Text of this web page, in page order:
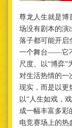
尊龙人生就是博
场没有剧本的演
落子都可能开启
一个舞台——它
尺度、以“博弈
对生活热情的一
现实，而是以更
以“人生如戏，
成一幅丰富多彩
电竞赛场上的热